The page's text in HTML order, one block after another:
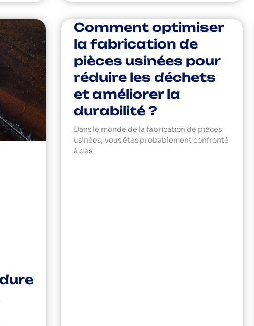
Comment optimiser
la fabrication de
pièces usinées pour
réduire les déchets
et améliorer la
durabilité ?
Dans le monde de la fabrication de pièces
usinées, vous êtes probablement confronté
à des